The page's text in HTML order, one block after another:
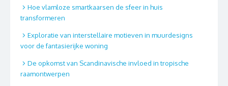
Hoe vlamloze smartkaarsen de sfeer in huis
transformeren
Exploratie van interstellaire motieven in muurdesigns
voor de fantasierijke woning
De opkomst van Scandinavische invloed in tropische
raamontwerpen